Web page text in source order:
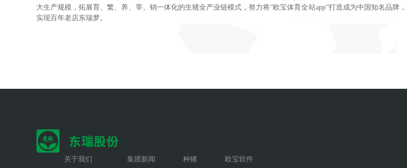
大生产规模，拓展育、繁、养、宰、销一体化的生猪全产业链模式，努力将“欧宝体育全站app”打造成为中国知名品牌，
实现百年老店东瑞梦。
关于我们 集团新闻 种猪 欧宝软件